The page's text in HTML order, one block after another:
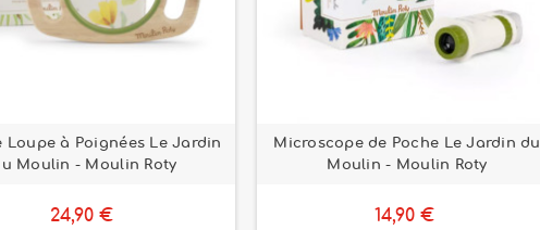
Loupe à Poignées Le Jardin
Moulin - Moulin Roty
24,90 €
Microscope de Poche Le Jardin du
Moulin - Moulin Roty
14,90 €